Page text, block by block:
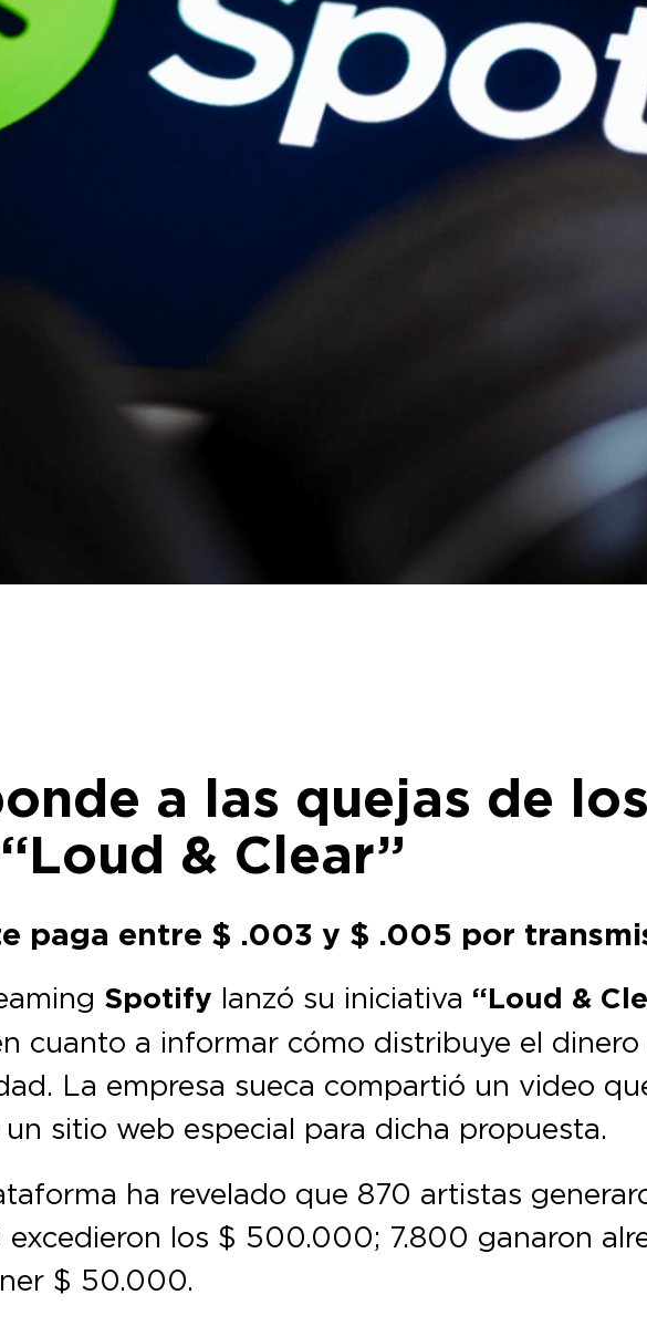
a las quejas de
& Clear”
paga entre $ .003 y $ .005 por
Spotify lanzó su iniciativa “Loud &
cuanto a informar cómo distribuye el
La empresa sueca compartió un video
sitio web especial para dicha propuesta.
ha revelado que 870 artistas
excedieron los $ 500.000; 7.800 ganaron
$ 50.000.